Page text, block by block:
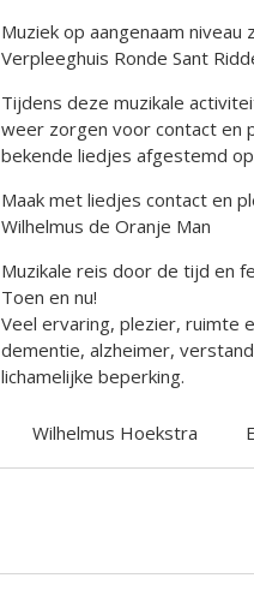
Muziek op aangenaam
Verpleeghuis Ronde Sant
Tijdens deze muzikale
weer zorgen voor contact en
bekende liedjes afgestemd
Maak met liedjes contact en
Wilhelmus de Oranje Man
Muzikale reis door de tijd en
Toen en nu!
Veel ervaring, plezier, ruimte
dementie, alzheimer,
lichamelijke beperking.
Wilhelmus Hoekstra